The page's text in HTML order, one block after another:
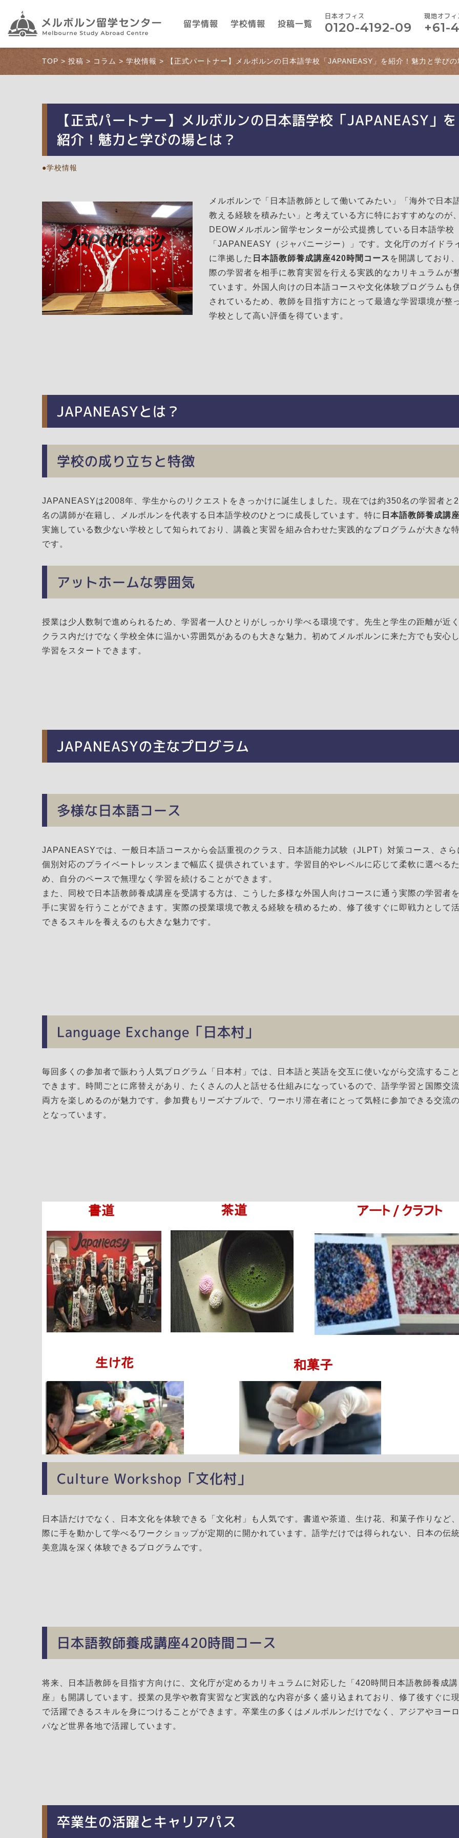
留学情報 学校情報 投稿一覧
日本オフィス
0120-4192-09
現地オフィ
+61-
TOP > 投稿 > コラム > 学校情報 > 【正式パートナー】メルボルンの日本語学校「JAPANEASY」を紹介！魅力と学びの
【正式パートナー】メルボルンの日本語学校「JAPANEASY」を
紹介！魅力と学びの場とは？
学校情報
メルボルンで「日本語教師として働いてみたい」「海外で日本
教える経験を積みたい」と考えている方に特におすすめなのが、
DEOWメルボルン留学センターが公式提携している日本語学校
「JAPANEASY（ジャパニージー）」です。文化庁のガイドラ
に準拠した 日本語教師養成講座420時間コース を開講しており
際の学習者を相手に教育実習を行える実践的なカリキュラムが
ています。外国人向けの日本語コースや文化体験プログラムも
されているため、教師を目指す方にとって最適な学習環境が整
学校として高い評価を得ています。
JAPANEASYとは？
学校の成り立ちと特徴
JAPANEASYは2008年、学生からのリクエストをきっかけに誕生しました。現在では約350名の学習者と
名の講師が在籍し、メルボルンを代表する日本語学校のひとつに成長しています。特に 日本語教師養成講座
実施している数少ない学校として知られており、講義と実習を組み合わせた実践的なプログラムが大きな
です。
アットホームな雰囲気
授業は少人数制で進められるため、学習者一人ひとりがしっかり学べる環境です。先生と学生の距離が近く
クラス内だけでなく学校全体に温かい雰囲気があるのも大きな魅力。初めてメルボルンに来た方でも安心
学習をスタートできます。
JAPANEASYの主なプログラム
多様な日本語コース
JAPANEASYでは、一般日本語コースから会話重視のクラス、日本語能力試験（JLPT）対策コース、さら
個別対応のプライベートレッスンまで幅広く提供されています。学習目的やレベルに応じて柔軟に選べるた
め、自分のペースで無理なく学習を続けることができます。
また、同校で日本語教師養成講座を受講する方は、こうした多様な外国人向けコースに通う実際の学習者
手に実習を行うことができます。実際の授業環境で教える経験を積めるため、修了後すぐに即戦力として
できるスキルを養えるのも大きな魅力です。
Language Exchange「日本村」
毎回多くの参加者で賑わう人気プログラム「日本村」では、日本語と英語を交互に使いながら交流するこ
できます。時間ごとに席替えがあり、たくさんの人と話せる仕組みになっているので、語学学習と国際交
両方を楽しめるのが魅力です。参加費もリーズナブルで、ワーホリ滞在者にとって気軽に参加できる交流
となっています。
Culture Workshop「文化村」
日本語だけでなく、日本文化を体験できる「文化村」も人気です。書道や茶道、生け花、和菓子作りなど
際に手を動かして学べるワークショップが定期的に開かれています。語学だけでは得られない、日本の伝
美意識を深く体験できるプログラムです。
日本語教師養成講座420時間コース
将来、日本語教師を目指す方向けに、文化庁が定めるカリキュラムに対応した「420時間日本語教師養成講
座」も開講しています。授業の見学や教育実習など実践的な内容が多く盛り込まれており、修了後すぐに
で活躍できるスキルを身につけることができます。卒業生の多くはメルボルンだけでなく、アジアやヨー
パなど世界各地で活躍しています。
卒業生の活躍とキャリアパス